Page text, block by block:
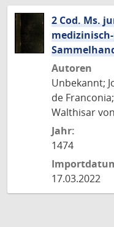
2 Cod. Ms.
Autoren
Unbekannt;
de
Walthisar
Jahr:
1474
17.03.2022